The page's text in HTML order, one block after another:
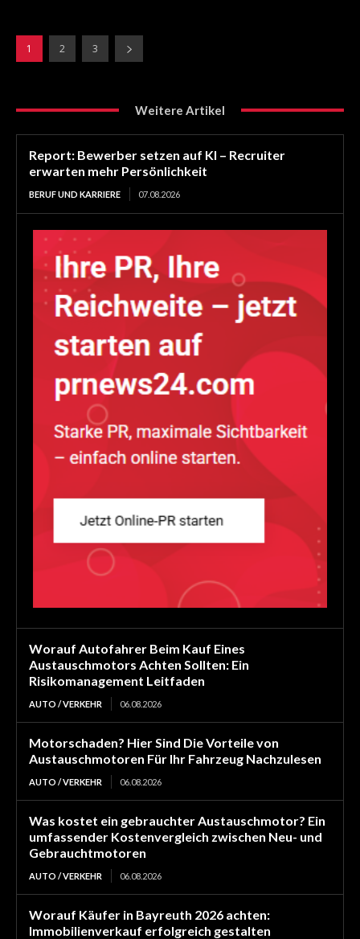
1 2 3
Weitere Artikel
Report: Bewerber setzen auf KI – Recruiter
erwarten mehr Persönlichkeit
BERUF UND KARRIERE 07.08.2026
Worauf Autofahrer Beim Kauf Eines
Austauschmotors Achten Sollten: Ein
Risikomanagement Leitfaden
AUTO / VERKEHR 06.08.2026
Motorschaden? Hier Sind Die Vorteile von
Austauschmotoren Für Ihr Fahrzeug Nachzulesen
AUTO / VERKEHR 06.08.2026
Was kostet ein gebrauchter Austauschmotor? Ein
umfassender Kostenvergleich zwischen Neu- und
Gebrauchtmotoren
AUTO / VERKEHR 06.08.2026
Worauf Käufer in Bayreuth 2026 achten:
Immobilienverkauf erfolgreich gestalten